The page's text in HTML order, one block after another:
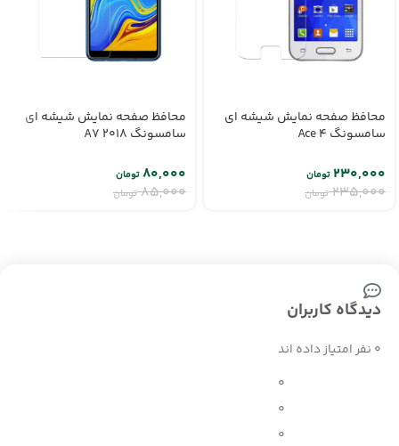
محافظ صفحه نمایش شیشه ای
سامسونگ Ace 4
۲۳۵,۰۰۰ تومان
۲۳۰,۰۰۰تومان
محافظ صفحه نمایش شیشه ای
سامسونگ A7 2018
۸۵,۰۰۰ تومان
۸۰,۰۰۰تومان
دیدگاه کاربران
0 نفر امتیاز داده اند
0
0
0